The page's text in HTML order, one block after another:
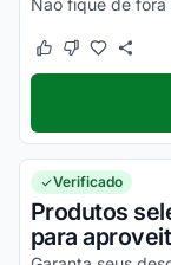
Este cupom
Este cupom
Verificado
Produtos
para